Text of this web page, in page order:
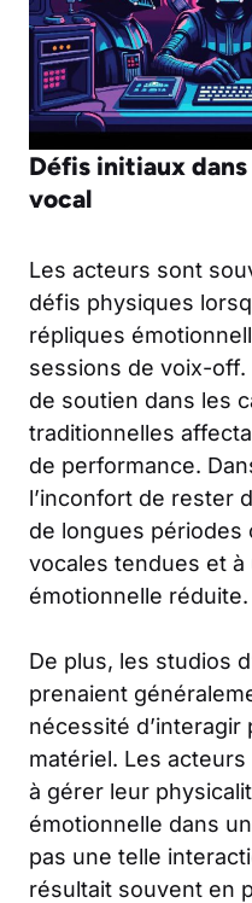
Défis initiaux
vocal
Les acteurs sont
défis physiques
répliques
sessions de voix-off.
de soutien dans les
traditionnelles
de performance.
l’inconfort de rester
de longues périodes
vocales tendues et à
émotionnelle réduite.
De plus, les studios
prenaient
nécessité
matériel. Les
à gérer leur
émotionnelle dans
pas une telle
résultait souvent en